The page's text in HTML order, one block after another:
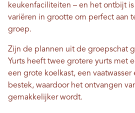
keukenfaciliteiten – en het ontbijt
variëren in grootte om perfect aan
groep.
Zijn de plannen uit de groepschat
Yurts heeft twee grotere yurts met
een grote koelkast, een vaatwasser
bestek, waardoor het ontvangen
gemakkelijker wordt.